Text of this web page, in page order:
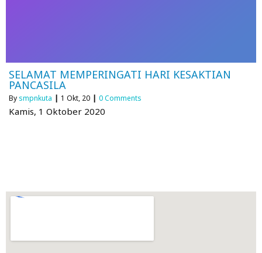
SELAMAT MEMPERINGATI HARI KESAKTIAN
PANCASILA
By smpnkuta | 1 Okt, 20 | 0 Comments
Kamis, 1 Oktober 2020